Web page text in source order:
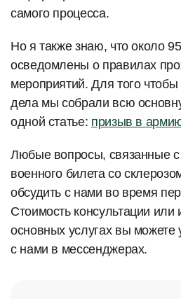
самого процесса.
Но я также знаю, что около
осведомлены о правилах
мероприятий. Для того чтобы
дела мы собрали всю
одной статье: призыв в
Любые вопросы, связанные
военного билета со
обсудить с нами во время
Стоимость консультации
основных услугах вы можете
с нами в мессенджерах.